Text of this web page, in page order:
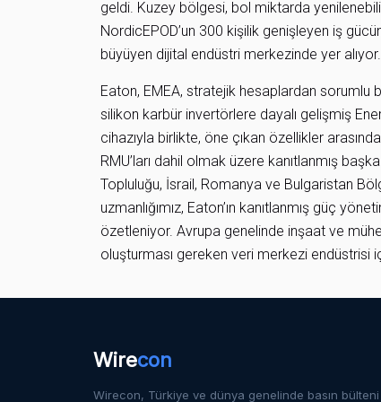
geldi. Kuzey bölgesi, bol miktarda
NordicEPOD’un 300 kişilik genişleyen iş
büyüyen dijital endüstri merkezinde yer alıyor.
Eaton, EMEA, stratejik hesaplardan sorumlu
silikon karbür invertörlere dayalı gelişmiş
cihazıyla birlikte, öne çıkan özellikler
RMU’ları dahil olmak üzere kanıtlanmış
Topluluğu, İsrail, Romanya ve Bulgaristan
uzmanlığımız, Eaton’ın kanıtlanmış güç
özetleniyor. Avrupa genelinde inşaat ve
oluşturması gereken veri merkezi endüstrisi
Wirecon
Wirecon, Türkiye ve dünya genelinde basın bülteni